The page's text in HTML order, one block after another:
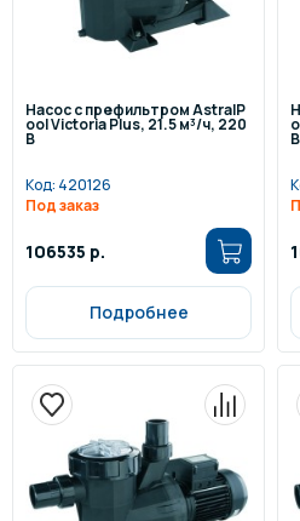
Насос с префильтром AstralP
ool Victoria Plus, 21.5 м³/ч, 220
В
Код: 420126
Под заказ
106535 р.
Подробнее
В